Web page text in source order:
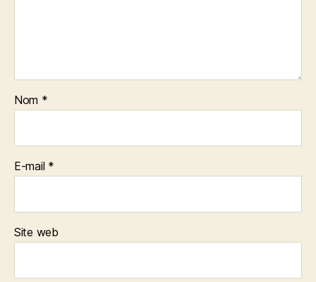
Nom *
E-mail *
Site web